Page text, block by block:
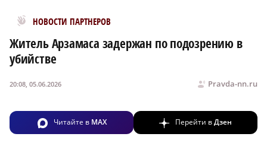
НОВОСТИ ПАРТНЕРОВ
Новости МирТесен
Житель Арзамаса задержан по подозрению в
убийстве
Pravda-nn.ru
20:08, 05.06.2026
Читайте в MAX Перейти вДзен